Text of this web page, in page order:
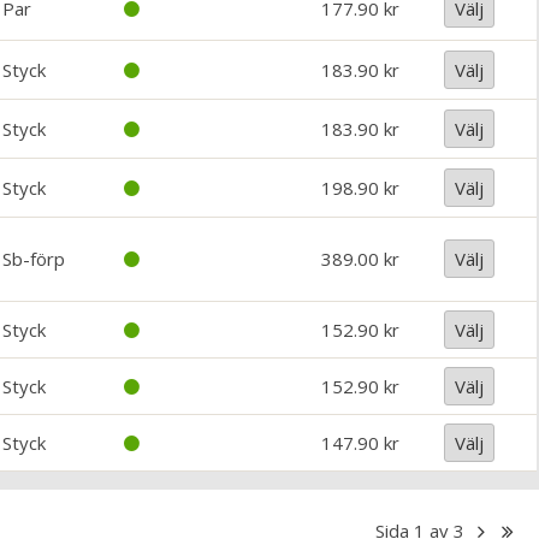
Par 177.90 Välj
Styck 183.90 Välj
Styck 183.90 Välj
Styck 198.90 Välj
Sb-förp 389.00 Välj
Styck 152.90 Välj
Styck 152.90 Välj
Styck 147.90 Välj
Sida 1 av 3